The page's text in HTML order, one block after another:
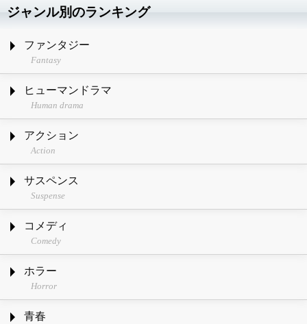
ジャンル別のランキング
ファンタジー
Fantasy
ヒューマンドラマ
Human drama
アクション
Action
サスペンス
Suspense
コメディ
Comedy
ホラー
Horror
青春